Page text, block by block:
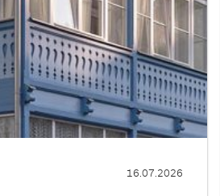
16.07.2026